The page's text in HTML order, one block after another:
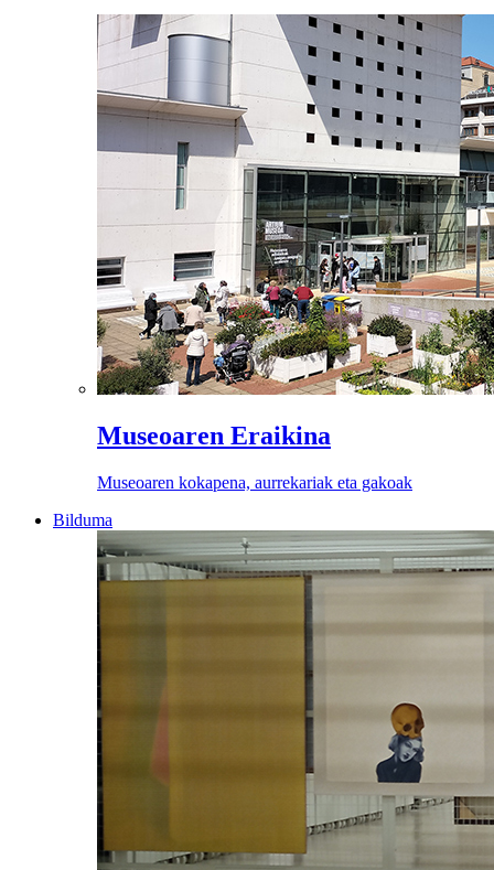
Museoaren Eraikina
Museoaren kokapena, aurrekariak eta gakoak
Bilduma